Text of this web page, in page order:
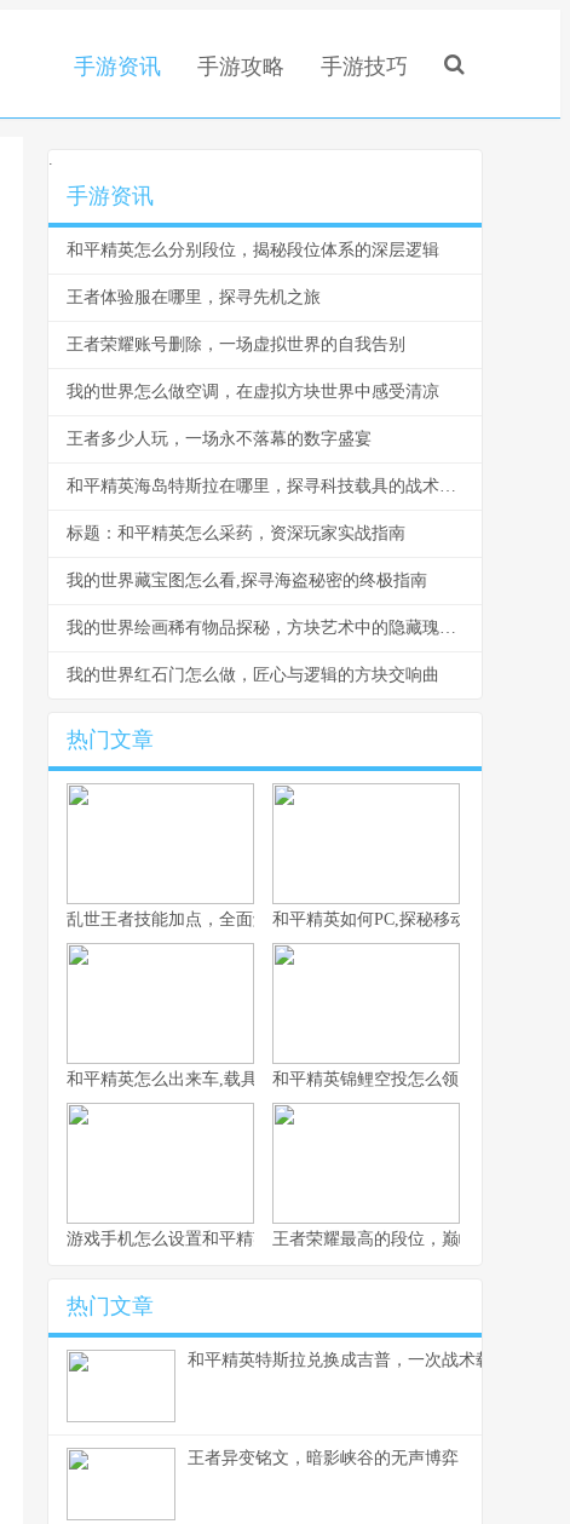
手游资讯 手游攻略 手游技巧
.
手游资讯
和平精英怎么分别段位，揭秘段位体系的深层逻辑
王者体验服在哪里，探寻先机之旅
王者荣耀账号删除，一场虚拟世界的自我告别
我的世界怎么做空调，在虚拟方块世界中感受清凉
王者多少人玩，一场永不落幕的数字盛宴
和平精英海岛特斯拉在哪里，探寻科技载具的战术坐标
标题：和平精英怎么采药，资深玩家实战指南
我的世界藏宝图怎么看,探寻海盗秘密的终极指南
我的世界绘画稀有物品探秘，方块艺术中的隐藏瑰宝，副标题，光影与色彩的终极追寻
我的世界红石门怎么做，匠心与逻辑的方块交响曲
热门文章
乱世王者技能加点，全面解析核心技能选择策略
和平精英如何PC,探秘移动竞技的桌面
和平精英怎么出来车,载具召唤的艺术与战术和平精英锦鲤空投怎么领，附幸运获取
游戏手机怎么设置和平精英，高手操作流畅如风的秘诀
王者荣耀最高的段位，巅峰之上的孤
热门文章
和平精英特斯拉兑换成吉普，一次战术载具的审美
王者异变铭文，暗影峡谷的无声博弈